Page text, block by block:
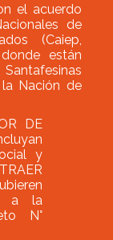
el acuerdo
de
(Caiep,
están
Nación de
DE
y
a la
N°